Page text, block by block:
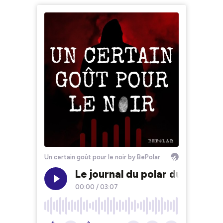
Un certain goût pour le noir by BePolar
Le journal du polar du lundi 9
00:00 / 03:07